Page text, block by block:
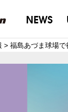
NEWS
> 福島あづま球場